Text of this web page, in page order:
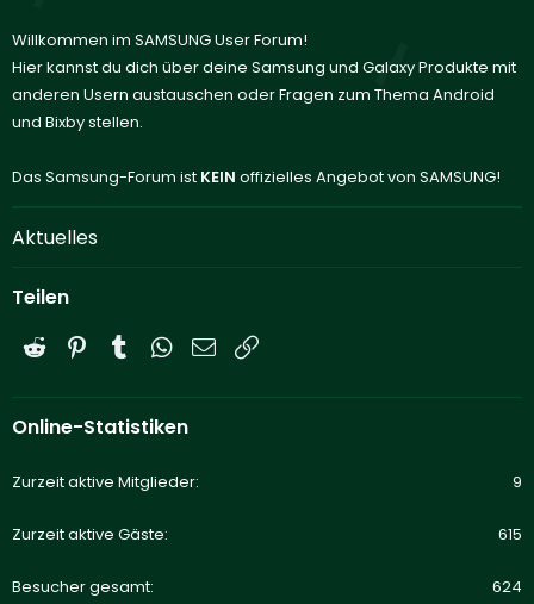
Willkommen im SAMSUNG User Forum!
Hier kannst du dich über deine Samsung und Galaxy Produkte mit
anderen Usern austauschen oder Fragen zum Thema Android
und Bixby stellen.
Das Samsung-Forum ist KEIN offizielles Angebot von SAMSUNG!
Aktuelles
Teilen
Reddit PinterestTumblrWhatsApp
E-Mail
Online-Statistiken
Zurzeit aktive Mitglieder 9
Zurzeit aktive Gäste 615
Besucher gesamt 624